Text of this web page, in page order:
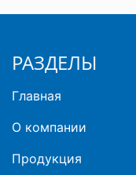
РАЗДЕЛЫ
Главная
О компании
Продукция